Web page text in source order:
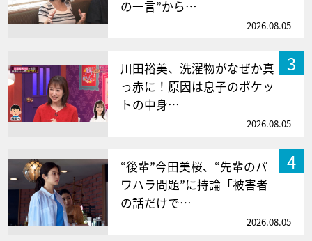
の一言”から…
2026.08.05
3
川田裕美、洗濯物がなぜか真
っ赤に！原因は息子のポケッ
トの中身…
2026.08.05
4
“後輩”今田美桜、“先輩のパ
ワハラ問題”に持論「被害者
の話だけで…
2026.08.05